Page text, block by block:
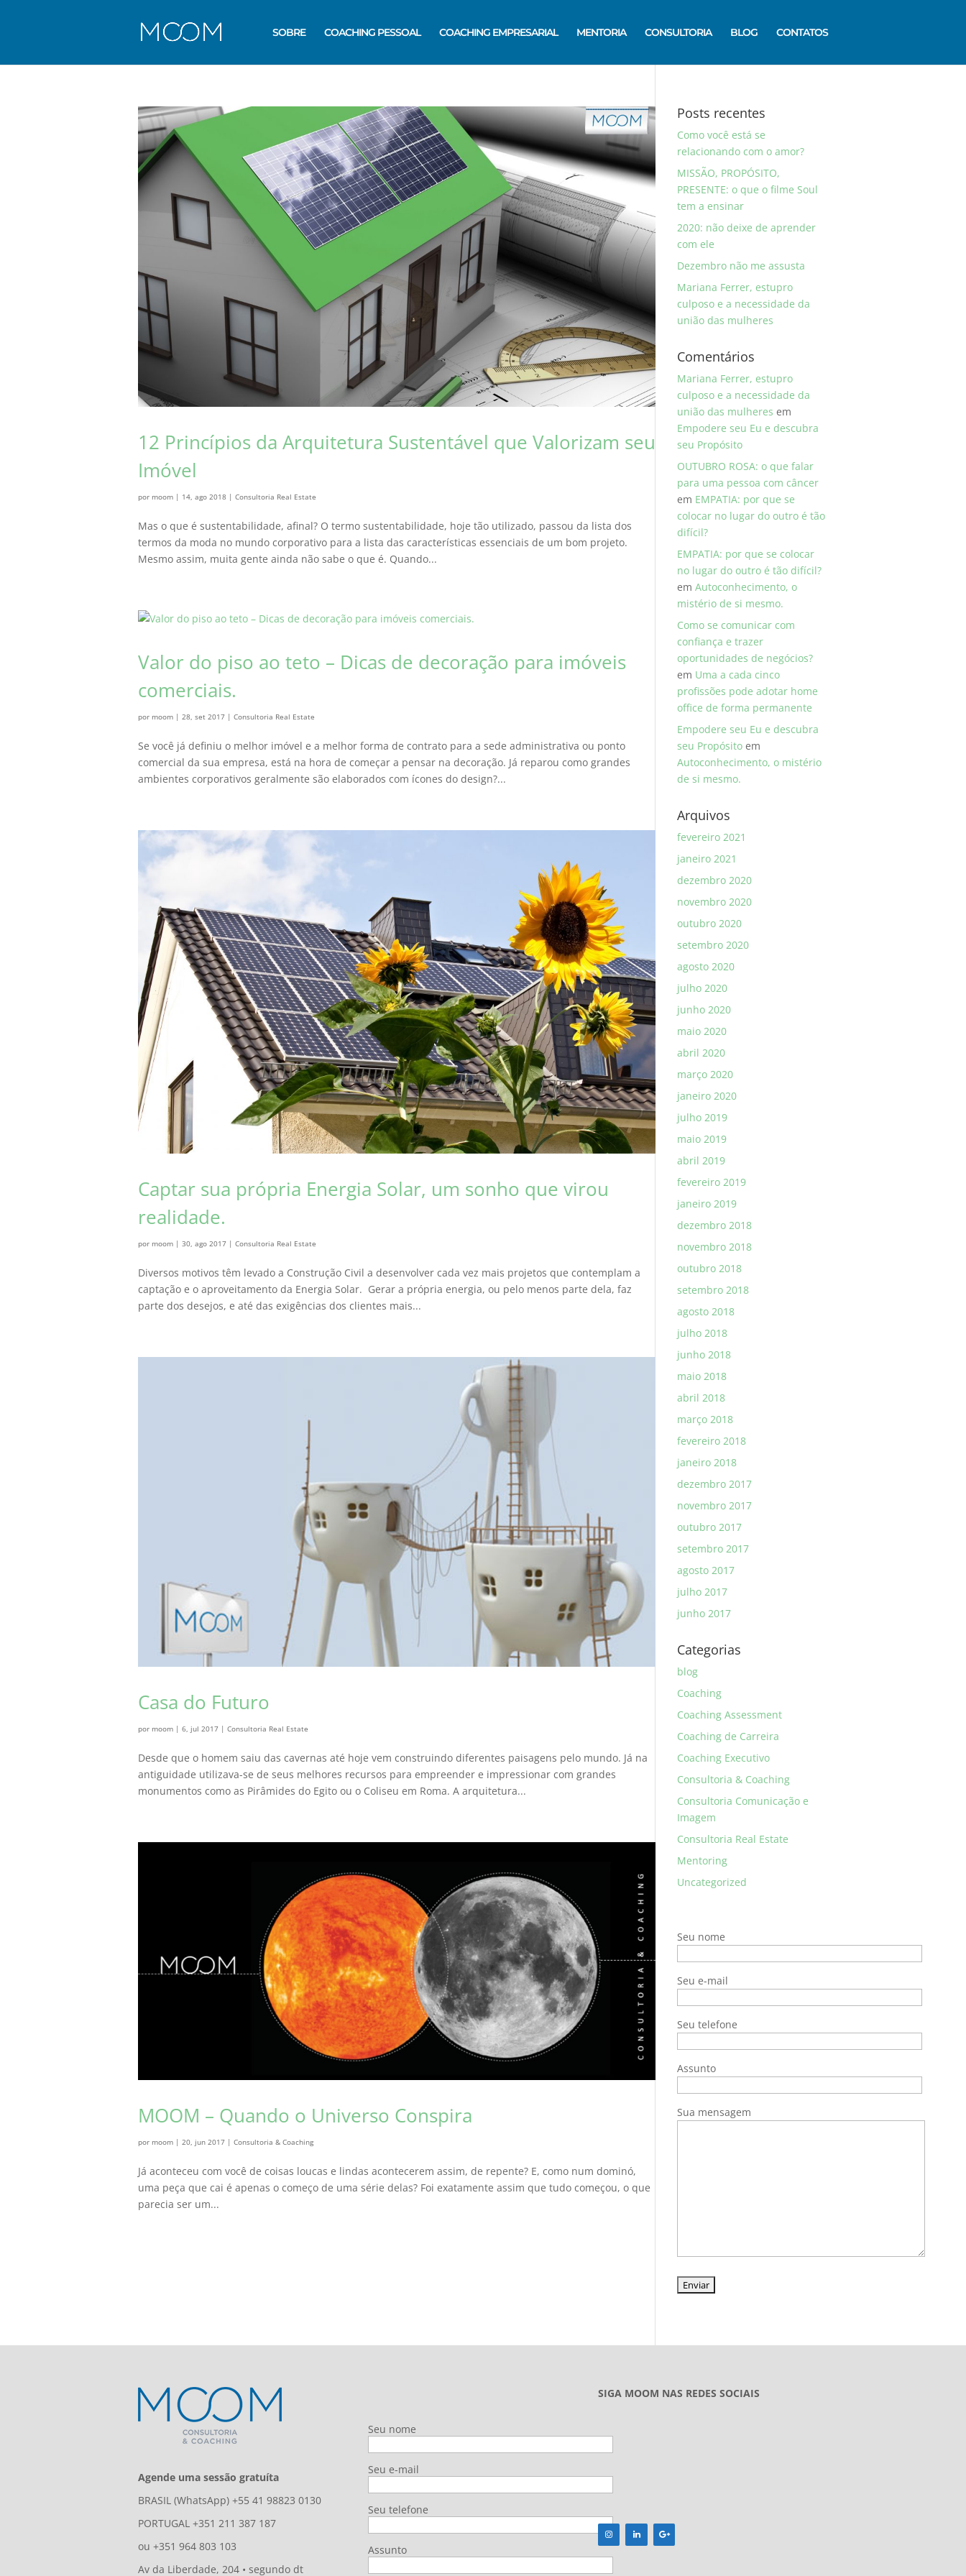
SOBRE COACHING PESSOAL COACHING EMPRESARIAL MENTORIA CONSULTORIA BLOG CONTATOS
12 Princípios da Arquitetura Sustentável que Valorizam seu
Imóvel
por moom | 14, ago 2018 | Consultoria Real Estate
Mas o que é sustentabilidade, afinal? O termo sustentabilidade, hoje tão utilizado, passou da lista dos
termos da moda no mundo corporativo para a lista das características essenciais de um bom projeto.
Mesmo assim, muita gente ainda não sabe o que é. Quando...
Valor do piso ao teto – Dicas de decoração para imóveis
comerciais.
por moom | 28, set 2017 | Consultoria Real Estate
Se você já definiu o melhor imóvel e a melhor forma de contrato para a sede administrativa ou ponto
comercial da sua empresa, está na hora de começar a pensar na decoração. Já reparou como grandes
ambientes corporativos geralmente são elaborados com ícones do design?...
Captar sua própria Energia Solar, um sonho que virou
realidade.
por moom | 30, ago 2017 | Consultoria Real Estate
Diversos motivos têm levado a Construção Civil a desenvolver cada vez mais projetos que contemplam a
captação e o aproveitamento da Energia Solar. Gerar a própria energia, ou pelo menos parte dela, faz
parte dos desejos, e até das exigências dos clientes mais...
Casa do Futuro
por moom | 6, jul 2017 | Consultoria Real Estate
Desde que o homem saiu das cavernas até hoje vem construindo diferentes paisagens pelo mundo. Já na
antiguidade utilizava-se de seus melhores recursos para empreender e impressionar com grandes
monumentos como as Pirâmides do Egito ou o Coliseu em Roma. A arquitetura...
MOOM – Quando o Universo Conspira
por moom | 20, jun 2017 | Consultoria & Coaching
Já aconteceu com você de coisas loucas e lindas acontecerem assim, de repente? E, como num dominó,
uma peça que cai é apenas o começo de uma série delas? Foi exatamente assim que tudo começou, o que
parecia ser um...
Posts recentes
Como você está se
relacionando com o amor?
MISSÃO, PROPÓSITO,
PRESENTE: o que o filme Soul
tem a ensinar
2020: não deixe de aprender
com ele
Dezembro não me assusta
Mariana Ferrer, estupro
culposo e a necessidade da
união das mulheres
Comentários
Mariana Ferrer, estupro
culposo e a necessidade da
união das mulheres em
Empodere seu Eu e descubra
seu Propósito
OUTUBRO ROSA: o que falar
para uma pessoa com câncer
em EMPATIA: por que se
colocar no lugar do outro é tão
difícil?
EMPATIA: por que se colocar
no lugar do outro é tão difícil?
em Autoconhecimento, o
mistério de si mesmo.
Como se comunicar com
confiança e trazer
oportunidades de negócios?
em Uma a cada cinco
profissões pode adotar home
office de forma permanente
Empodere seu Eu e descubra
seu Propósito em
Autoconhecimento, o mistério
de si mesmo.
Arquivos
fevereiro 2021
janeiro 2021
dezembro 2020
novembro 2020
outubro 2020
setembro 2020
agosto 2020
julho 2020
junho 2020
maio 2020
abril 2020
março 2020
janeiro 2020
julho 2019
maio 2019
abril 2019
fevereiro 2019
janeiro 2019
dezembro 2018
novembro 2018
outubro 2018
setembro 2018
agosto 2018
julho 2018
junho 2018
maio 2018
abril 2018
março 2018
fevereiro 2018
janeiro 2018
dezembro 2017
novembro 2017
outubro 2017
setembro 2017
agosto 2017
julho 2017
junho 2017
Categorias
blog
Coaching
Coaching Assessment
Coaching de Carreira
Coaching Executivo
Consultoria & Coaching
Consultoria Comunicação e
Imagem
Consultoria Real Estate
Mentoring
Uncategorized
Seu nome
Seu e-mail
Seu telefone
Assunto
Sua mensagem
Agende uma sessão gratuíta
BRASIL (WhatsApp) +55 41 98823 0130
PORTUGAL +351 211 387 187
ou +351 964 803 103
Av da Liberdade, 204 • segundo dt
Seu nome
Seu e-mail
Seu telefone
Assunto
SIGA MOOM NAS REDES SOCIAIS